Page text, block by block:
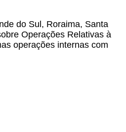
do Sul, Roraima, Santa
Operações Relativas à
operações internas com